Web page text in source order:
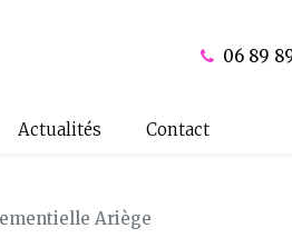
06 89
Actualités Contact
Ariège